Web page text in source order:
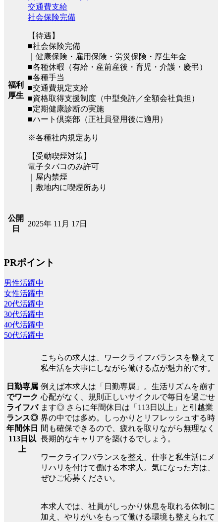
福利
厚生
交通費支給
社会保険完備
【待遇】
■社会保険完備
｜健康保険・雇用保険・労災保険・厚生年金
■各種休暇（有給・産前産後・育児・介護・慶弔）
■各種手当
■交通費規定支給
■資格取得支援制度（中型免許／全額会社負担）
■定期健康診断の実施
■ハート倶楽部（正社員登用後に適用）
※各種社内規定あり
【受動喫煙対策】
電子タバコのみ許可
｜屋内禁煙
｜敷地内に喫煙所あり
公開
日
2025年 11月 17日
PRポイント
男性活躍中
女性活躍中
20代活躍中
30代活躍中
40代活躍中
50代活躍中
日勤専属
でワーク
ライフバ
ランス◎
年間休日
113日以
上
こちらの求人は、ワークライフバランスを整えて
私生活を大事にしながら働ける点が魅力的です。
例えば本求人は「日勤専属」。生活リズムを崩す
心配がなく、規則正しいサイクルで毎日を過ごせ
ます◎ さらに年間休日は「113日以上」と引越業
界の中では多め。しっかりとリフレッシュする時
間も確保できるので、疲れを取りながら無理なく
長期的なキャリアを築けるでしょう。
ワークライフバランスを整え、仕事と私生活にメ
リハリを付けて働ける本求人。気になった方は、
ぜひご応募ください。
本求人では、社員がしっかり休息を取れる体制に
加え、やりがいをもって働ける環境も整えられて